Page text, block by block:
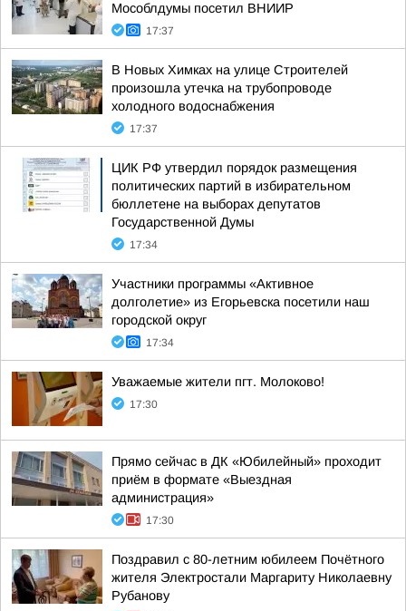
Мособлдумы посетил ВНИИР
17:37
В Новых Химках на улице Строителей
произошла утечка на трубопроводе
холодного водоснабжения
17:37
ЦИК РФ утвердил порядок размещения
политических партий в избирательном
бюллетене на выборах депутатов
Государственной Думы
17:34
Участники программы «Активное
долголетие» из Егорьевска посетили наш
городской округ
17:34
Уважаемые жители пгт. Молоково!
17:30
Прямо сейчас в ДК «Юбилейный» проходит
приём в формате «Выездная
администрация»
17:30
Поздравил с 80-летним юбилеем Почётного
жителя Электростали Маргариту Николаевну
Рубанову